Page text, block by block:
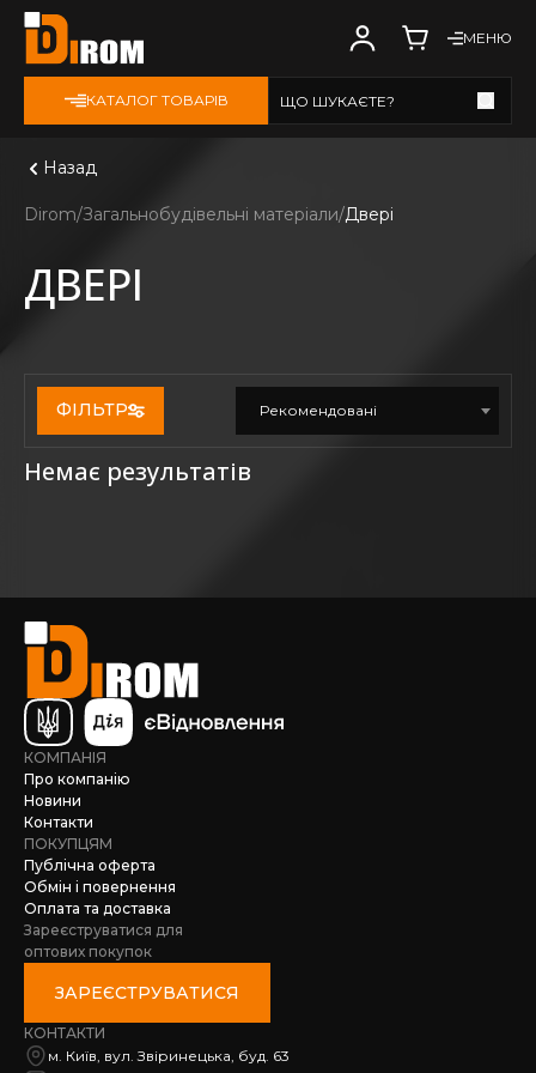
МЕНЮ
КАТАЛОГ ТОВАРІВ ЩО ШУКАЄТЕ?
Назад
Dirom Загальнобудівельні матеріали Двері
ДВЕРІ
ФІЛЬТР Рекомендовані
Немає результатів
КОМПАНІЯ
Про компанію
Новини
Контакти
ПОКУПЦЯМ
Публічна оферта
Обмін і повернення
Оплата та доставка
Зареєструватися для
оптових покупок
ЗАРЕЄСТРУВАТИСЯ
КОНТАКТИ
м. Київ, вул. Звіринецька, буд. 63